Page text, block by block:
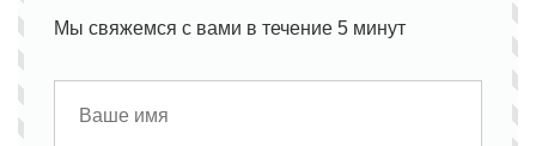
Мы свяжемся с вами в течение 5 минут